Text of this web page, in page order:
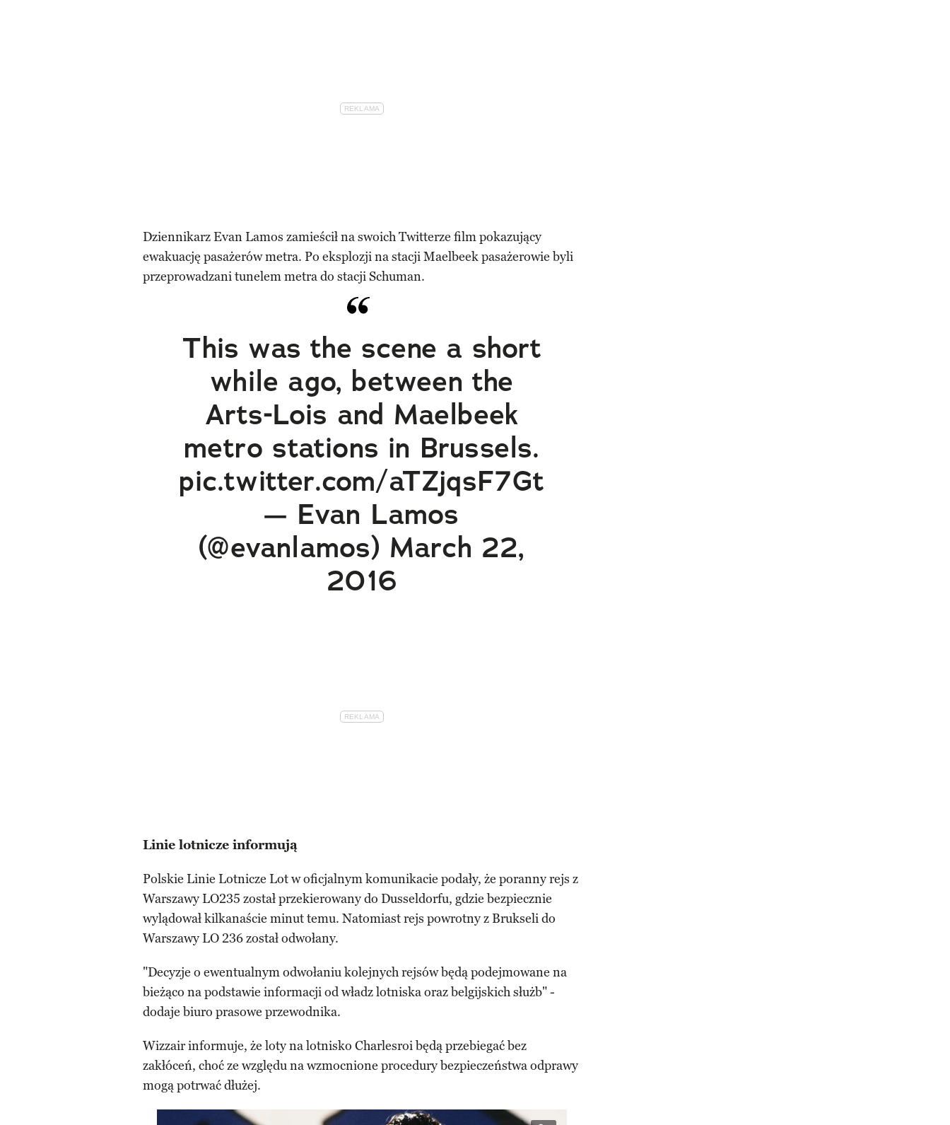
Dziennikarz Evan Lamos zamieścił na swoich Twitterze film pokazujący
ewakuację pasażerów metra. Po eksplozji na stacji Maelbeek pasażerowie byli
przeprowadzani tunelem metra do stacji Schuman.
This was the scene a short
while ago, between the
Arts-Lois and Maelbeek
metro stations in Brussels.
pic.twitter.com/aTZjqsF7Gt
— Evan Lamos
(@evanlamos) March 22,
2016
Linie lotnicze informują
Polskie Linie Lotnicze Lot w oficjalnym komunikacie podały, że poranny rejs z
Warszawy LO235 został przekierowany do Dusseldorfu, gdzie bezpiecznie
wylądował kilkanaście minut temu. Natomiast rejs powrotny z Brukseli do
Warszawy LO 236 został odwołany.
"Decyzje o ewentualnym odwołaniu kolejnych rejsów będą podejmowane na
bieżąco na podstawie informacji od władz lotniska oraz belgijskich służb" -
dodaje biuro prasowe przewodnika.
Wizzair informuje, że loty na lotnisko Charlesroi będą przebiegać bez
zakłóceń, choć ze względu na wzmocnione procedury bezpieczeństwa odprawy
mogą potrwać dłużej.